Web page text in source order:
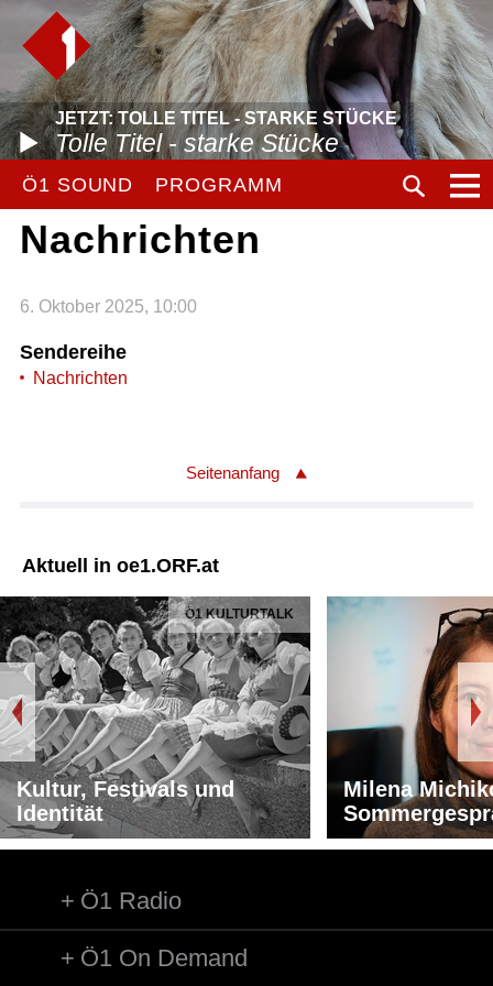
JETZT: TOLLE TITEL - STARKE STÜCKE
Tolle Titel - starke Stücke
Ö1 SOUND PROGRAMM
Nachrichten
6. Oktober 2025, 10:00
Sendereihe
Nachrichten
Seitenanfang
Aktuell in oe1.ORF.at
Ö1 KULTURTALK
Kultur, Festivals und
Identität
Milena
Ö1 Radio
Ö1 On Demand